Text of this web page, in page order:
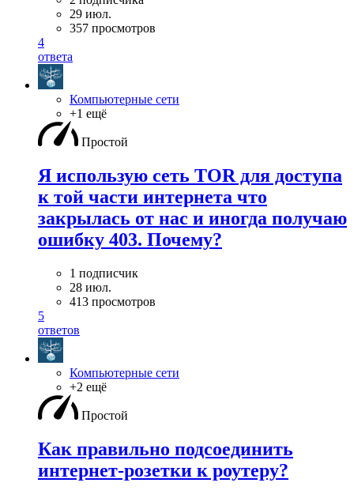
29 июл.
357 просмотров
4
ответа
Компьютерные сети
+1 ещё
Простой
Я использую сеть TOR для доступа
к той части интернета что
закрылась от нас и иногда получаю
ошибку 403. Почему?
1 подписчик
28 июл.
413 просмотров
5
ответов
Компьютерные сети
+2 ещё
Простой
Как правильно подсоединить
интернет-розетки к роутеру?